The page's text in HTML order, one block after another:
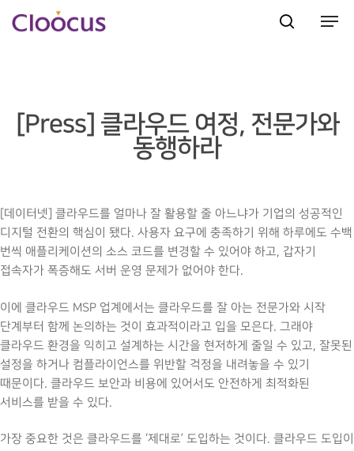
[Press] 클라우드 여정, 전문가와
동행하라
[데이터넷] 클라우드를 얼마나 잘 활용할 줄 아느냐가 기업의 성공적인
디지털 전환의 핵심이 됐다. 사용자 요구에 충족하기 위해 하루에도 수백
번씩 애플리케이션의 소스 코드를 변경할 수 있어야 하고, 갑자기
접속자가 폭증해도 서버 운영 문제가 없어야 한다.
이에 클라우드 MSP 업계에서는 클라우드를 잘 아는 전문가와 시작
단계부터 함께 논의하는 것이 효과적이라고 입을 모은다. 그래야
클라우드 환경을 익히고 설계하는 시간을 현저하게 줄일 수 있고, 잘못된
설정을 하거나 컴플라이언스를 위반할 걱정을 내려놓을 수 있기
때문이다. 클라우드 보안과 비용에 있어서도 안전하게 최적화된
서비스를 받을 수 있다.
가장 중요한 것은 클라우드를 ‘제대로’ 도입하는 것이다. 클라우드 도입이